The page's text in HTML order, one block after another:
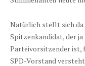
Natürlich stellt sich da
Spitzenkandidat, der ja
Parteivorsitzender ist,
SPD-Vorstand